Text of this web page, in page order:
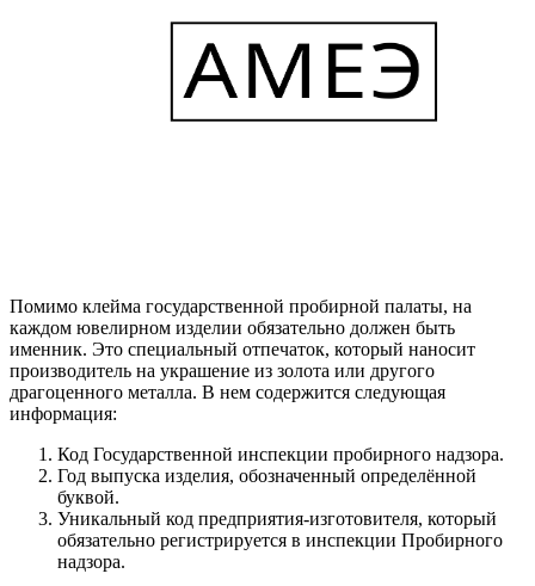
Помимо клейма государственной пробирной палаты, на
каждом ювелирном изделии обязательно должен быть
именник. Это специальный отпечаток, который наносит
производитель на украшение из золота или другого
драгоценного металла. В нем содержится следующая
информация:
Код Государственной инспекции пробирного надзора.
Год выпуска изделия, обозначенный определённой
буквой.
Уникальный код предприятия-изготовителя, который
обязательно регистрируется в инспекции Пробирного
надзора.